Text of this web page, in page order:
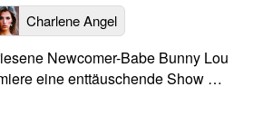
Charlene Angel
Newcomer-Babe Bunny Lou
eine enttäuschende Show …